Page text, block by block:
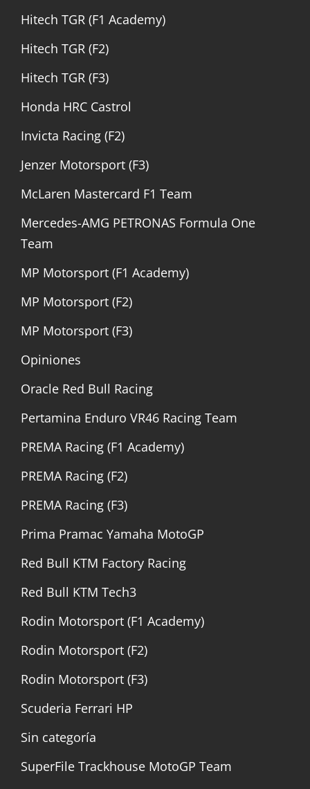
Hitech TGR (F1 Academy)
Hitech TGR (F2)
Hitech TGR (F3)
Honda HRC Castrol
Invicta Racing (F2)
Jenzer Motorsport (F3)
McLaren Mastercard F1 Team
Mercedes-AMG PETRONAS Formula One
Team
MP Motorsport (F1 Academy)
MP Motorsport (F2)
MP Motorsport (F3)
Opiniones
Oracle Red Bull Racing
Pertamina Enduro VR46 Racing Team
PREMA Racing (F1 Academy)
PREMA Racing (F2)
PREMA Racing (F3)
Prima Pramac Yamaha MotoGP
Red Bull KTM Factory Racing
Red Bull KTM Tech3
Rodin Motorsport (F1 Academy)
Rodin Motorsport (F2)
Rodin Motorsport (F3)
Scuderia Ferrari HP
Sin categoría
SuperFile Trackhouse MotoGP Team